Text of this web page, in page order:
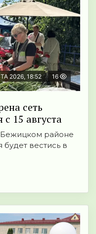
2026, 18:52 16
сеть
15 августа
Бежицком районе
вестись в